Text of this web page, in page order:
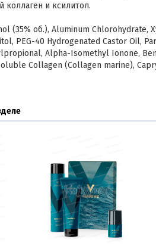
коллаген и ксилитол.
(35% об.), Aluminum Chlorohydrate,
PEG-40 Hydrogenated Castor Oil,
Alpha-Isomethyl Ionone,
Collagen (Collagen marine),